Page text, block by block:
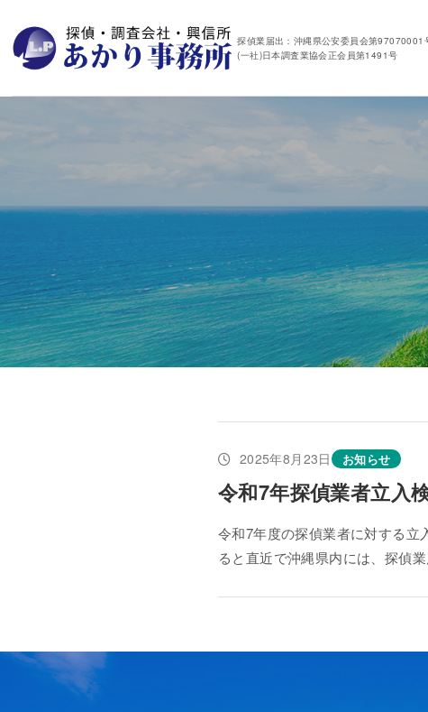
探偵業届出：沖縄県公安委員会第97070001
(一社)日本調査業協会正会員第1491号
2025年8月23日 お知らせ
令和7年探偵業者立入
令和7年度の探偵業者に対する立
ると直近で沖縄県内には、探偵